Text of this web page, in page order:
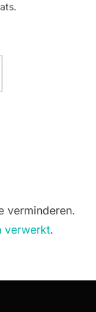
verminderen.
verwerkt.